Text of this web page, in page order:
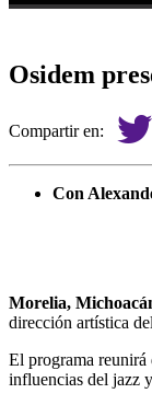
Osidem
Compartir en:
Con
Morelia,
dirección artística
El programa reunirá
influencias del jazz